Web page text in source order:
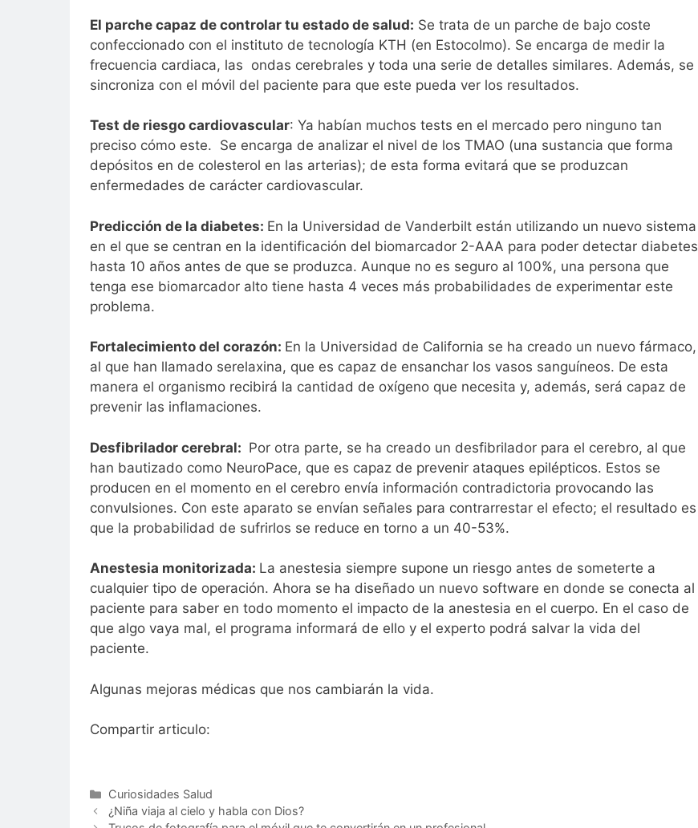
El parche capaz de controlar tu estado de salud: Se trata de un parche de bajo coste
confeccionado con el instituto de tecnología KTH (en Estocolmo). Se encarga de medir la
frecuencia cardiaca, las ondas cerebrales y toda una serie de detalles similares. Además, se
sincroniza con el móvil del paciente para que este pueda ver los resultados.
Test de riesgo cardiovascular: Ya habían muchos tests en el mercado pero ninguno tan
preciso cómo este. Se encarga de analizar el nivel de los TMAO (una sustancia que forma
depósitos en de colesterol en las arterias); de esta forma evitará que se produzcan
enfermedades de carácter cardiovascular.
Predicción de la diabetes: En la Universidad de Vanderbilt están utilizando un nuevo sistema
en el que se centran en la identificación del biomarcador 2-AAA para poder detectar diabetes
hasta 10 años antes de que se produzca. Aunque no es seguro al 100%, una persona que
tenga ese biomarcador alto tiene hasta 4 veces más probabilidades de experimentar este
problema.
Fortalecimiento del corazón: En la Universidad de California se ha creado un nuevo fármaco,
al que han llamado serelaxina, que es capaz de ensanchar los vasos sanguíneos. De esta
manera el organismo recibirá la cantidad de oxígeno que necesita y, además, será capaz de
prevenir las inflamaciones.
Desfibrilador cerebral: Por otra parte, se ha creado un desfibrilador para el cerebro, al que
han bautizado como NeuroPace, que es capaz de prevenir ataques epilépticos. Estos se
producen en el momento en el cerebro envía información contradictoria provocando las
convulsiones. Con este aparato se envían señales para contrarrestar el efecto; el resultado es
que la probabilidad de sufrirlos se reduce en torno a un 40-53%.
Anestesia monitorizada: La anestesia siempre supone un riesgo antes de someterte a
cualquier tipo de operación. Ahora se ha diseñado un nuevo software en donde se conecta al
paciente para saber en todo momento el impacto de la anestesia en el cuerpo. En el caso de
que algo vaya mal, el programa informará de ello y el experto podrá salvar la vida del
paciente.
Algunas mejoras médicas que nos cambiarán la vida.
Compartir articulo:
Categorías
Curiosidades Salud
¿Niña viaja al cielo y habla con Dios?